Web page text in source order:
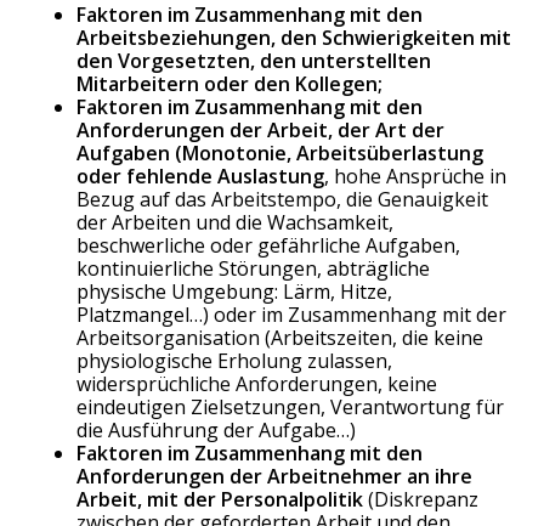
Faktoren im Zusammenhang mit den
Arbeitsbeziehungen, den Schwierigkeiten mit
den Vorgesetzten, den unterstellten
Mitarbeitern oder den Kollegen;
Faktoren im Zusammenhang mit den
Anforderungen der Arbeit, der Art der
Aufgaben (Monotonie, Arbeitsüberlastung
oder fehlende Auslastung, hohe Ansprüche in
Bezug auf das Arbeitstempo, die Genauigkeit
der Arbeiten und die Wachsamkeit,
beschwerliche oder gefährliche Aufgaben,
kontinuierliche Störungen, abträgliche
physische Umgebung: Lärm, Hitze,
Platzmangel…) oder im Zusammenhang mit der
Arbeitsorganisation (Arbeitszeiten, die keine
physiologische Erholung zulassen,
widersprüchliche Anforderungen, keine
eindeutigen Zielsetzungen, Verantwortung für
die Ausführung der Aufgabe…)
Faktoren im Zusammenhang mit den
Anforderungen der Arbeitnehmer an ihre
Arbeit, mit der Personalpolitik(Diskrepanz